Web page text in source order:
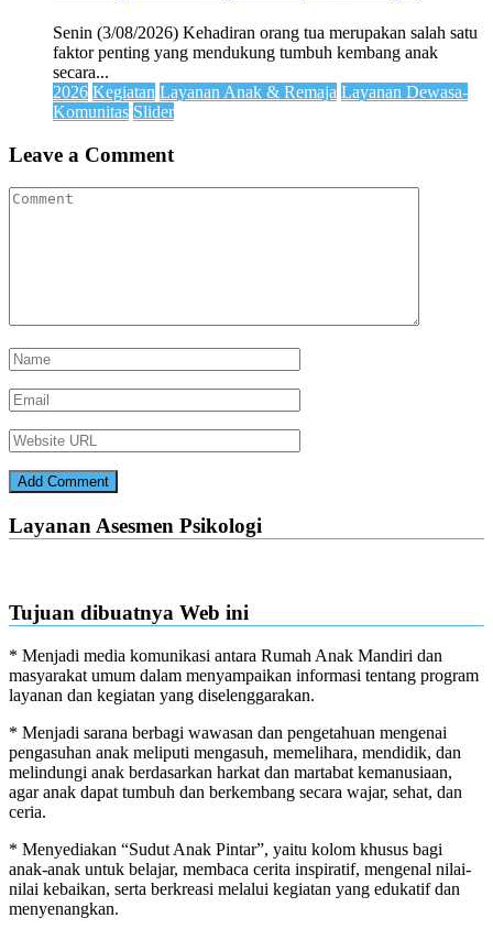
Senin (3/08/2026) Kehadiran orang tua merupakan salah satu
faktor penting yang mendukung tumbuh kembang anak
secara...
2026 Kegiatan Layanan Anak & Remaja Layanan Dewasa-
Komunitas Slider
Leave a Comment
Layanan Asesmen Psikologi
Tujuan dibuatnya Web ini
* Menjadi media komunikasi antara Rumah Anak Mandiri dan
masyarakat umum dalam menyampaikan informasi tentang program
layanan dan kegiatan yang diselenggarakan.
* Menjadi sarana berbagi wawasan dan pengetahuan mengenai
pengasuhan anak meliputi mengasuh, memelihara, mendidik, dan
melindungi anak berdasarkan harkat dan martabat kemanusiaan,
agar anak dapat tumbuh dan berkembang secara wajar, sehat, dan
ceria.
* Menyediakan “Sudut Anak Pintar”, yaitu kolom khusus bagi
anak-anak untuk belajar, membaca cerita inspiratif, mengenal nilai-
nilai kebaikan, serta berkreasi melalui kegiatan yang edukatif dan
menyenangkan.